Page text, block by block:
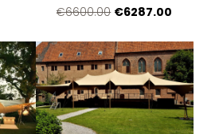
€6600.00 €6287.00